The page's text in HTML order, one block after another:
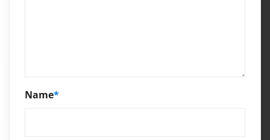
Name*